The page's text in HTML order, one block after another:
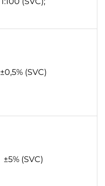
±0,5% (SVC)
±5% (SVC)